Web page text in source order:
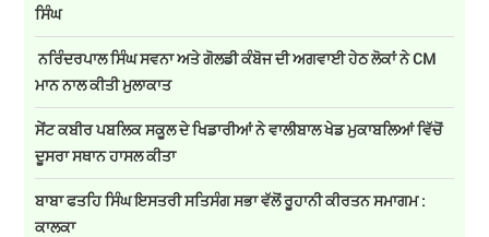
ਸਿੰਘ
ਨਰਿੰਦਰਪਾਲ ਸਿੰਘ ਸਵਨਾ ਅਤੇ ਗੋਲਡੀ ਕੰਬੋਜ ਦੀ ਅਗਵਾਈ ਹੇਠ ਲੋਕਾਂ ਨੇ CM
ਮਾਨ ਨਾਲ ਕੀਤੀ ਮੁਲਾਕਾਤ
ਸੇਂਟ ਕਬੀਰ ਪਬਲਿਕ ਸਕੂਲ ਦੇ ਖਿਡਾਰੀਆਂ ਨੇ ਵਾਲੀਬਾਲ ਖੇਡ ਮੁਕਾਬਲਿਆਂ ਵਿੱਚੋਂ
ਦੂਸਰਾ ਸਥਾਨ ਹਾਸਲ ਕੀਤਾ
ਬਾਬਾ ਫਤਹਿ ਸਿੰਘ ਇਸਤਰੀ ਸਤਿਸੰਗ ਸਭਾ ਵੱਲੋਂ ਰੂਹਾਨੀ ਕੀਰਤਨ ਸਮਾਗਮ :
ਕਾਲਕਾ